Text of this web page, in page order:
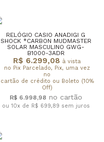
RELÓGIO CASIO ANADIGI G
SHOCK *CARBON MUDMASTER
SOLAR MASCULINO GWG-
B1000-3ADR
R$ 6.299,08 à vista
no Pix Parcelado, Pix, uma vez
no
cartão de crédito ou Boleto (10%
Off)
R$ 6.998,98
ou 10x de R$ 699,89 sem juros